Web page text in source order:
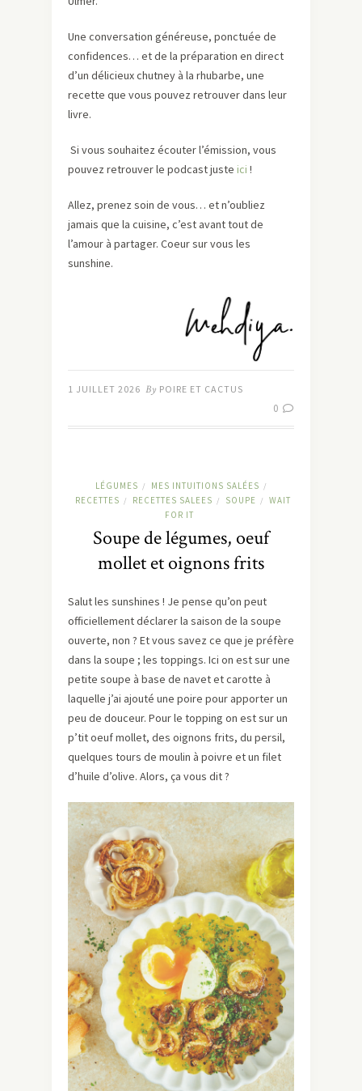
Une conversation généreuse, ponctuée de
confidences… et de la préparation en direct
d’un délicieux chutney à la rhubarbe, une
recette que vous pouvez retrouver dans leur
livre.
Si vous souhaitez écouter l’émission, vous
pouvez retrouver le podcast juste ici !
Allez, prenez soin de vous… et n’oubliez
jamais que la cuisine, c’est avant tout de
l’amour à partager. Coeur sur vous les
sunshine.
1 JUILLET 2026 By POIRE ET CACTUS
0
LÉGUMES / MES INTUITIONS SALÉES /
RECETTES / RECETTES SALEES / SOUPE /
WAIT
FOR IT
Soupe de légumes, oeuf
mollet et oignons frits
Salut les sunshines ! Je pense qu’on peut
officiellement déclarer la saison de la soupe
ouverte, non ? Et vous savez ce que je préfère
dans la soupe ; les toppings. Ici on est sur une
petite soupe à base de navet et carotte à
laquelle j’ai ajouté une poire pour apporter un
peu de douceur. Pour le topping on est sur un
p’tit oeuf mollet, des oignons frits, du persil,
quelques tours de moulin à poivre et un filet
d’huile d’olive. Alors, ça vous dit ?